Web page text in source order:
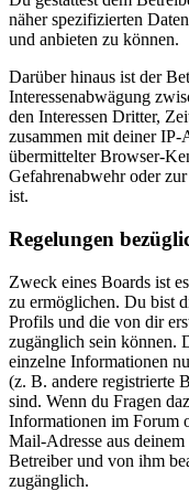
näher spezifizierten
und anbieten zu können.
Darüber hinaus ist der
Interessenabwägung
den Interessen Dritter,
zusammen mit deiner
übermittelter Browser-
Gefahrenabwehr oder
ist.
Regelungen
Zweck eines Boards ist
zu ermöglichen. Du bist
Profils und die von dir
zugänglich sein können.
einzelne Informationen
(z. B. andere registrierte
sind. Wenn du Fragen
Informationen im Forum
Mail-Adresse aus
Betreiber und von ihm
zugänglich.